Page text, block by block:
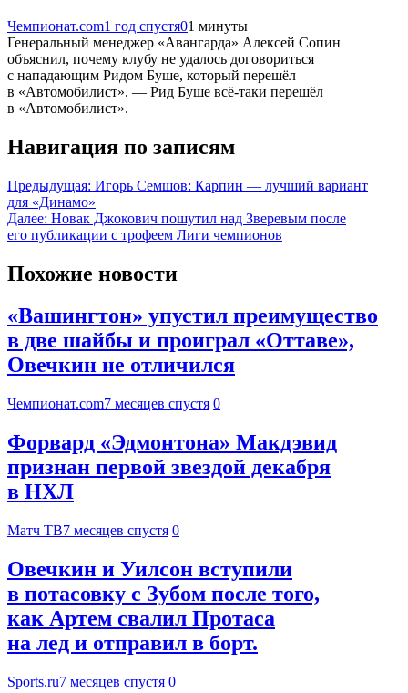
Чемпионат.com1 год спустя01 минуты
Генеральный менеджер «Авангарда» Алексей Сопин
объяснил, почему клубу не удалось договориться
с нападающим Ридом Буше, который перешёл
в «Автомобилист». — Рид Буше всё-таки перешёл
в «Автомобилист».
Навигация по записям
Предыдущая: Игорь Семшов: Карпин — лучший вариант
для «Динамо»
Далее: Новак Джокович пошутил над Зверевым после
его публикации с трофеем Лиги чемпионов
Похожие новости
«Вашингтон» упустил преимущество
в две шайбы и проиграл «Оттаве»,
Овечкин не отличился
Чемпионат.com7 месяцев спустя 0
Форвард «Эдмонтона» Макдэвид
признан первой звездой декабря
в НХЛ
Матч ТВ7 месяцев спустя 0
Овечкин и Уилсон вступили
в потасовку с Зубом после того,
как Артем свалил Протаса
на лед и отправил в борт.
Sports.ru7 месяцев спустя 0